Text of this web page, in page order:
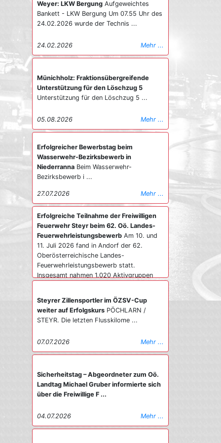
der Brandwohnung konnte sich noch vor
Eintreffen der Feuerwehr eigenständig ins
Freie retten. Er wurde mit Verletzungen
anschließend mit dem
Rettungshubschrauber zur weiteren
Die restlichen 14 Bewohner wurden am
Sammelplatz vom Roten Kreuz und dem
Kriseninterventionsteam in Empfang
Brandherd in der Küche konnte durch
Kontrolle gebracht werden, wodurch ein
Übergreifen der Flammen auf weitere
Gebäudeteile verhindert wurde. Nach
Abschluss der Löscharbeiten wurde das
druckbelüftet und mit der
Wärmebildkamera auf verbliebene
Glutnester kontrolliert. Die Brandursache
ist zum jetzigen Zeitpunkt noch unklar und
wird von der Polizei ermittelt. Die
Freiwillige Feuerwehr Steyr stand mit den
Löschzügen 1, 4, 5 sowie dem
Technischen Zug und zahlreichen
Fahrzeugen für ca. 2 Stunden im Einsatz.
Kräften für die professionelle
Zusammenarbeit, durch die in dieser
Nacht Schlimmeres verhindert werden
konnte.
Weyer: LKW Bergung Aufgeweichtes
Bankett - LKW Bergung Um 07.55 Uhr des
24.02.2026 wurde der Technis ...
24.02.2026 Mehr ...
Münichholz: Fraktionsübergreifende
Unterstützung für den Löschzug 5
Unterstützung für den Löschzug 5 ...
05.08.2026 Mehr ...
Erfolgreicher Bewerbstag beim
Wasserwehr-Bezirksbewerb in
Niederranna Beim Wasserwehr-
Bezirksbewerb i ...
27.07.2026 Mehr ...
Erfolgreiche Teilnahme der Freiwilligen
Feuerwehr Steyr beim 62. Oö. Landes-
Feuerwehrleistungsbewerb Am 10. und
11. Juli 2026 fand in Andorf der 62.
Oberösterreichische Landes-
Feuerwehrleistungsbewerb statt.
Insgesamt nahmen 1.020 Aktivgruppen
Leistungsschau der oberösterreichischen
Feuerwehren teil. Auch die Freiwillige
Feuerwehr Steyr war mit fünf
Bewerbsgruppen vertreten. Die
aus verschiedenen Löschzügen und
stellten ihr Können eindrucksvoll unter
Vorbereitung wurden daher auch
entsprechend belohnt. Die
Feuerwehrmitglieder erreichten insgesamt
Bronze und fünf Leistungsabzeichen in
Steyrer Zillensportler im ÖZSV-Cup
weiter auf Erfolgskurs PÖCHLARN /
STEYR. Die letzten Flusskilome ...
07.07.2026 Mehr ...
Sicherheitstag – Abgeordneter zum Oö.
Landtag Michael Gruber informierte sich
über die Freiwillige F ...
04.07.2026 Mehr ...